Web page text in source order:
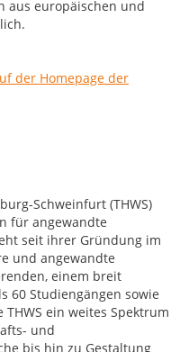
aus europäischen und
der Homepage der
Schweinfurt (THWS)
für angewandte
seit ihrer Gründung im
und angewandte
einem breit
60 Studiengängen sowie
ein weites Spektrum
und
bis hin zu Gestaltung